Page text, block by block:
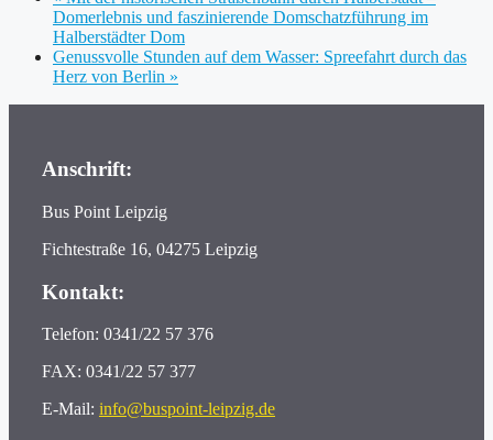
Domerlebnis und faszinierende Domschatzführung im
Halberstädter Dom
Genussvolle Stunden auf dem Wasser: Spreefahrt durch das
Herz von Berlin »
Anschrift:
Bus Point Leipzig
Fichtestraße 16, 04275 Leipzig
Kontakt:
Telefon: 0341/22 57 376
FAX: 0341/22 57 377
E-Mail: info@buspoint-leipzig.de